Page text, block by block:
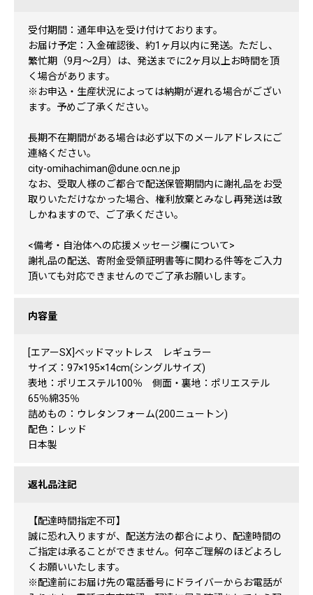
受付期間：通年申込を受け付けております。
お届け予定：入金確認後、約1ヶ月以内に発送。ただし、
繁忙期（9月～2月）は、発送までに2ヶ月以上お時間を頂
く場合があります。
※お申込・生産状況によっては納期が遅れる場合がござい
ます。予めご了承ください。
長期不在期間がある場合は必ず以下のメールアドレスにご
連絡ください。
city-omihachiman@dune.ocn.ne.jp
なお、受取人様のご都合で配送保管期間内に謝礼品をお受
取りいただけなかった場合、権利放棄とみなし再発送は致
しかねますので、ご了承ください。
<備考・自治体への応援メッセージ欄について>
謝礼品の配送、寄附金受領証明書等に関わる件等をご入力
頂いても対応できませんのでご了承お願いします。
内容量
[エアーSX]ベッドマットレス レギュラー
サイズ：97×195×14cm(シングルサイズ)
表地：ポリエステル100％ 側面・裏地：ポリエステル
65％綿35％
詰めもの：ウレタンフォーム(200ニュートン)
配色：レッド
日本製
返礼品注記
【配達時間指定不可】
誠に恐れ入りますが、配送方法の都合により、配達時間の
ご指定は承ることができません。何卒ご理解のほどよろし
くお願いいたします。
※配達前にお届け先の電話番号にドライバーからお電話が